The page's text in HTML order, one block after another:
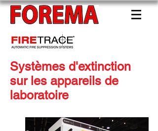
Systèmes d'extinction
sur les appareils de
laboratoire